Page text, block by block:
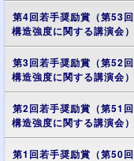
第4回若手奨励賞（第53回
構造強度に関する講演会）
第3回若手奨励賞（第52回
構造強度に関する講演会）
第2回若手奨励賞（第51回
構造強度に関する講演会）
第1回若手奨励賞（第50回